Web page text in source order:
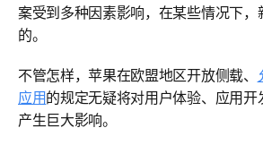
案受到多种因素影响，在某些情况下，
的。
不管怎样，苹果在欧盟地区开放侧载、
应用的规定无疑将对用户体验、应用开
产生巨大影响。